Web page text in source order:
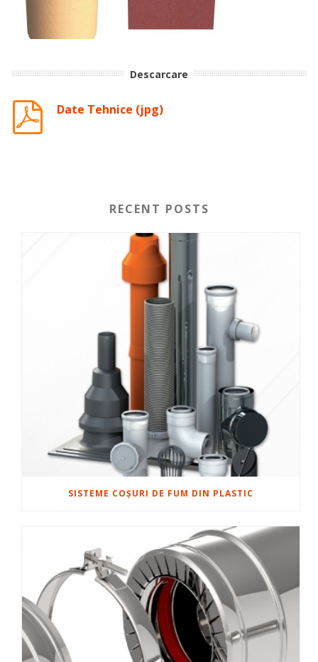
Descarcare
Date Tehnice (jpg)
RECENT POSTS
SISTEME COȘURI DE FUM DIN PLASTIC